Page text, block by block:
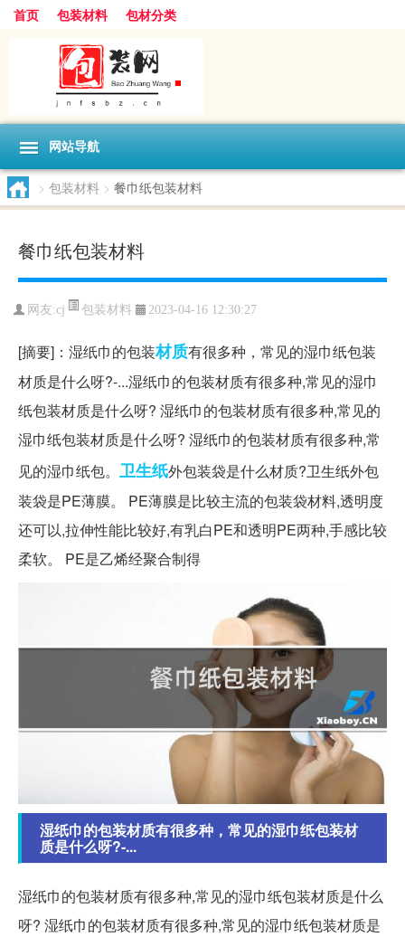
首页 包装材料 包材分类
网站导航
> 包装材料 > 餐巾纸包装材料
餐巾纸包装材料
网友:cj 包装材料 2023-04-16 12:30:27
[摘要]：湿纸巾的包装材质有很多种，常见的湿巾纸包装
材质是什么呀?-...湿纸巾的包装材质有很多种,常见的湿巾
纸包装材质是什么呀? 湿纸巾的包装材质有很多种,常见的
湿巾纸包装材质是什么呀? 湿纸巾的包装材质有很多种,常
见的湿巾纸包。 卫生纸外包装袋是什么材质?卫生纸外包
装袋是PE薄膜。 PE薄膜是比较主流的包装袋材料,透明度
还可以,拉伸性能比较好,有乳白PE和透明PE两种,手感比较
柔软。 PE是乙烯经聚合制得
湿纸巾的包装材质有很多种，常见的湿巾纸包装材
质是什么呀?-...
湿纸巾的包装材质有很多种,常见的湿巾纸包装材质是什么
呀? 湿纸巾的包装材质有很多种,常见的湿巾纸包装材质是